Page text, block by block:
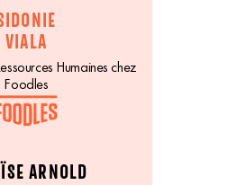
VIALA
Humaines chez
Foodles
ARNOLD